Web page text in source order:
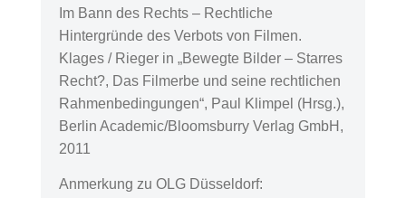
Im Bann des Rechts – Rechtliche
Hintergründe des Verbots von Filmen.
Klages / Rieger in „Bewegte Bilder – Starres
Recht?, Das Filmerbe und seine rechtlichen
Rahmenbedingungen“, Paul Klimpel (Hrsg.),
Berlin Academic/Bloomsburry Verlag GmbH,
2011
Anmerkung zu OLG Düsseldorf: